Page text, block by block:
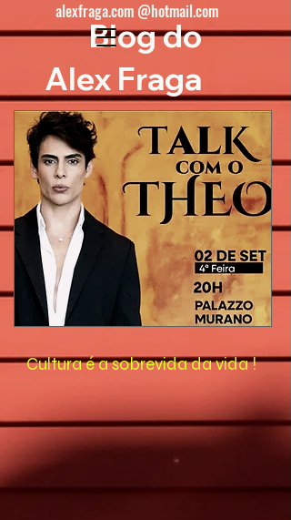
Cultura é a sobrevida da vida !
Blog do
Alex Fraga
alexfraga.com @hotmail.com